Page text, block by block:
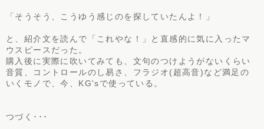
「そうそう、こうゆう感じのを探していたんよ！」
と、紹介文を読んで「これやな！」と直感的に気に入ったマ
ウスピースだった。
購入後に実際に吹いてみても、文句のつけようがないくらい
音質、コントロールのし易さ、フラジオ(超高音)など満足の
いくモノで、今、KG'sで使っている。
つづく･･･